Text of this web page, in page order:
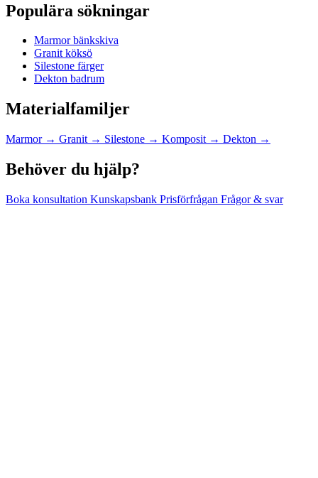
Populära sökningar
Marmor bänkskiva
Granit köksö
Silestone färger
Dekton badrum
Materialfamiljer
Marmor → Granit → Silestone → Komposit → Dekton →
Behöver du hjälp?
Boka konsultation Kunskapsbank Prisförfrågan Frågor & svar